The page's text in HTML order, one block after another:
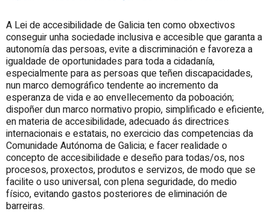
A Lei de accesibilidade de Galicia ten como obxectivos
conseguir unha sociedade inclusiva e accesible que garanta a
autonomía das persoas, evite a discriminación e favoreza a
igualdade de oportunidades para toda a cidadanía,
especialmente para as persoas que teñen discapacidades,
nun marco demográfico tendente ao incremento da
esperanza de vida e ao envellecemento da poboación;
dispoñer dun marco normativo propio, simplificado e eficiente,
en materia de accesibilidade, adecuado ás directrices
internacionais e estatais, no exercicio das competencias da
Comunidade Autónoma de Galicia; e facer realidade o
concepto de accesibilidade e deseño para todas/os, nos
procesos, proxectos, produtos e servizos, de modo que se
facilite o uso universal, con plena seguridade, do medio
físico, evitando gastos posteriores de eliminación de
barreiras.